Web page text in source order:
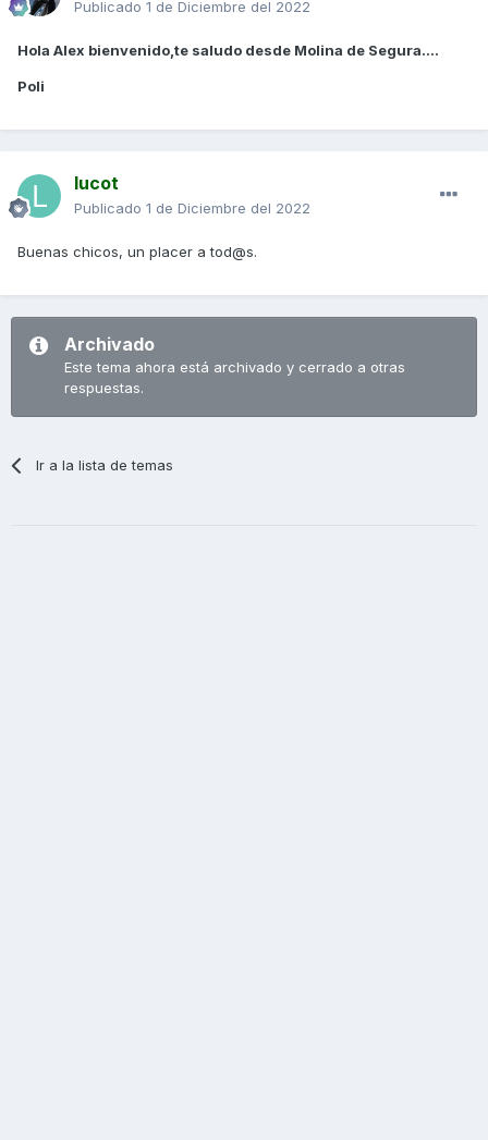
Publicado 1 de Diciembre del 2022
Hola Alex bienvenido,te saludo desde Molina de Segura....
Poli
lucot
Publicado 1 de Diciembre del 2022
Buenas chicos, un placer a tod@s.
Archivado
Este tema ahora está archivado y cerrado a otras
respuestas.
Ir a la lista de temas